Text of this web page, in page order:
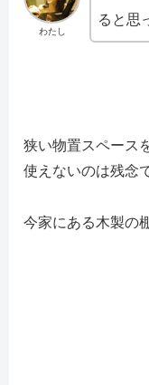
わたし
ると思
狭い物置スペース
使えないのは残念
今家にある木製の